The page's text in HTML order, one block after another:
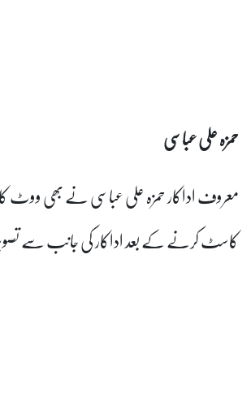
علی عباسی نے بھی ووٹ کاسٹ کردیا،،ووٹ
اداکار کی جانب سے تصویر بھی شیئر کی گئی۔